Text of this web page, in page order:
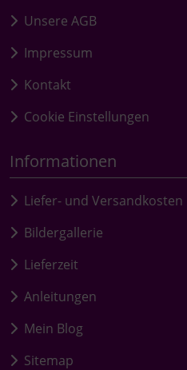
Unsere AGB
Impressum
Kontakt
Cookie Einstellungen
Informationen
Liefer- und Versandkosten
Bildergallerie
Lieferzeit
Anleitungen
Mein Blog
Sitemap